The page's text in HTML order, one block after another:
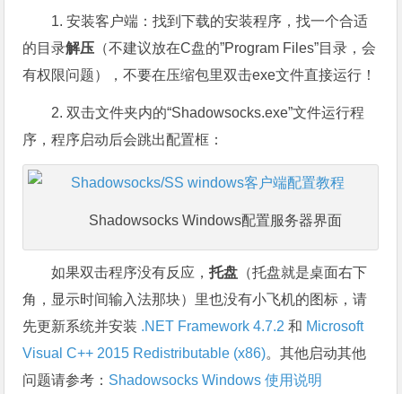
1. 安装客户端：找到下载的安装程序，找一个合适
的目录解压 （不建议放在C盘的”Program Files”目录，会
有权限问题），不要在压缩包里双击exe文件直接运行！
2. 双击文件夹内的“Shadowsocks.exe”文件运行程
序，程序启动后会跳出配置框：
Shadowsocks Windows配置服务器界面
如果双击程序没有反应，托盘 （托盘就是桌面右下
角，显示时间输入法那块）里也没有小飞机的图标，请
先更新系统并安装 .NET Framework 4.7.2 和 Microsoft
Visual C++ 2015 Redistributable (x86)。其他启动其他
问题请参考： Shadowsocks Windows 使用说明